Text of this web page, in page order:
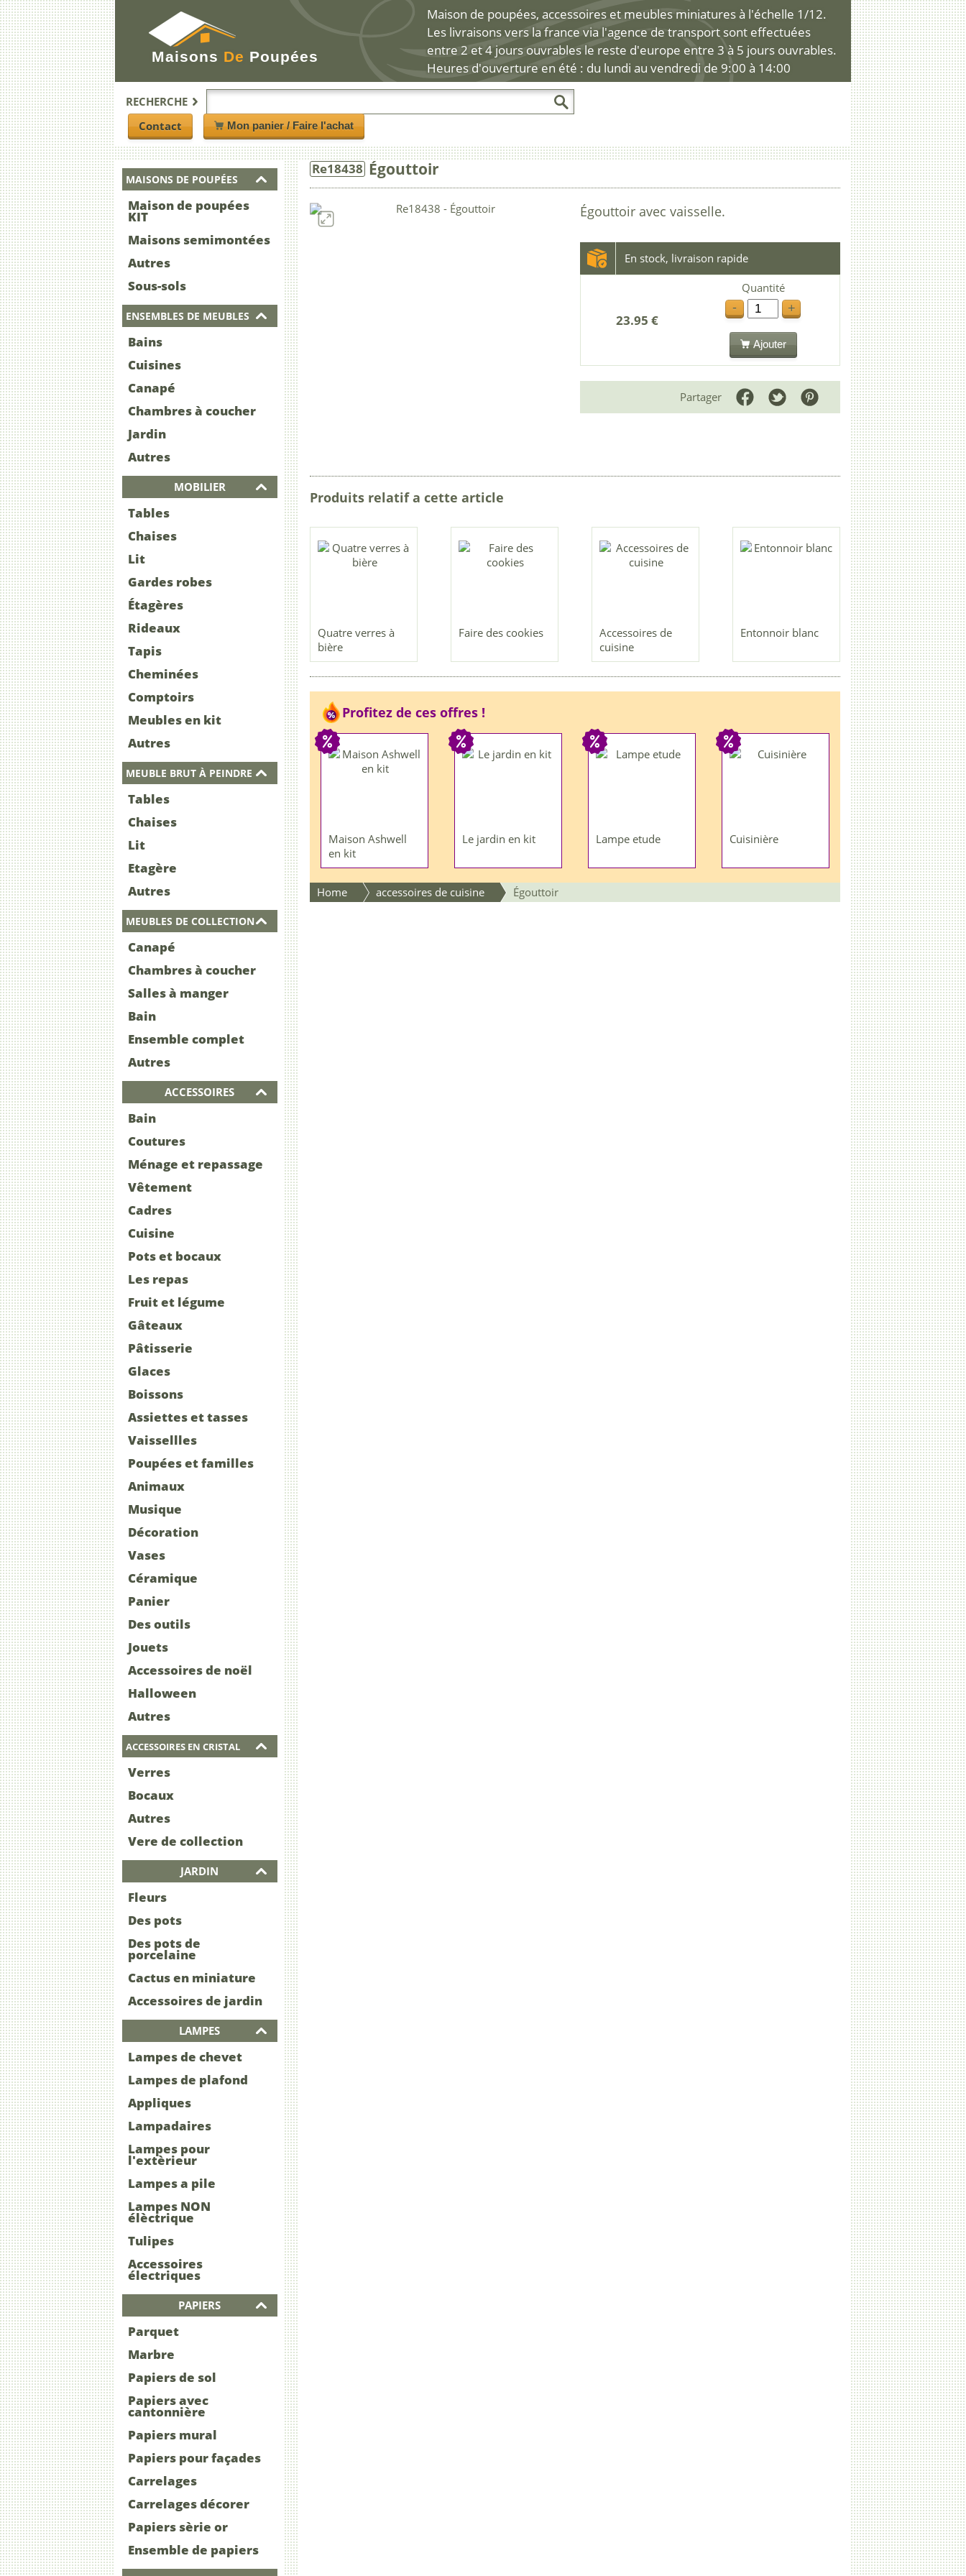
Maisons De Poupées
Maison de poupées, accessoires et meubles miniatures à l'échelle 1/12.
Les livraisons vers la france via l'agence de transport sont effectuées
entre 2 et 4 jours ouvrables le reste d'europe entre 3 à 5 jours ouvrables.
Heures d'ouverture en été : du lundi au vendredi de 9:00 à 14:00
RECHERCHE
Contact
Mon panier / Faire l'achat
MAISONS DE POUPÉES
Maison de poupées
KIT
Maisons semimontées
Autres
Sous-sols
ENSEMBLES DE MEUBLES
Bains
Cuisines
Canapé
Chambres à coucher
Jardin
Autres
MOBILIER
Tables
Chaises
Lit
Gardes robes
Étagères
Rideaux
Tapis
Cheminées
Comptoirs
Meubles en kit
Autres
MEUBLE BRUT À PEINDRE
Tables
Chaises
Lit
Etagère
Autres
MEUBLES DE COLLECTION
Canapé
Chambres à coucher
Salles à manger
Bain
Ensemble complet
Autres
ACCESSOIRES
Bain
Coutures
Ménage et repassage
Vêtement
Cadres
Cuisine
Pots et bocaux
Les repas
Fruit et légume
Gâteaux
Pâtisserie
Glaces
Boissons
Assiettes et tasses
Vaissellles
Poupées et familles
Animaux
Musique
Décoration
Vases
Céramique
Panier
Des outils
Jouets
Accessoires de noël
Halloween
Autres
ACCESSOIRES EN CRISTAL
Verres
Bocaux
Autres
Vere de collection
JARDIN
Fleurs
Des pots
Des pots de
porcelaine
Cactus en miniature
Accessoires de jardin
LAMPES
Lampes de chevet
Lampes de plafond
Appliques
Lampadaires
Lampes pour
l'extèrieur
Lampes a pile
Lampes NON
élèctrique
Tulipes
Accessoires
électriques
PAPIERS
Parquet
Marbre
Papiers de sol
Papiers avec
cantonnière
Papiers mural
Papiers pour façades
Carrelages
Carrelages décorer
Papiers sèrie or
Ensemble de papiers
Re18438 Égouttoir
Égouttoir avec vaisselle.
En stock, livraison rapide
23.95 €
Quantité
-
+
Ajouter
Partager
Produits relatif a cette article
Quatre verres à
bière
Faire des cookies
Accessoires de
cuisine
Entonnoir blanc
Profitez de ces offres !
Maison Ashwell
en kit
Le jardin en kit Lampe etude Cuisinière
Home accessoires de cuisine Égouttoir